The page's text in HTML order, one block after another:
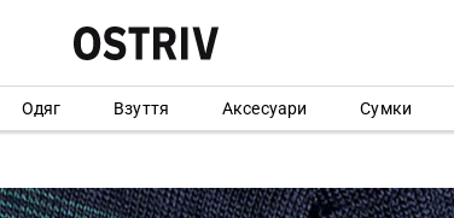
Одяг Взуття Аксесуари Сумки